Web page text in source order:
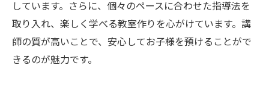
しています。さらに、個々のペースに合わせた指導法を
取り入れ、楽しく学べる教室作りを心がけています。講
師の質が高いことで、安心してお子様を預けることがで
きるのが魅力です。